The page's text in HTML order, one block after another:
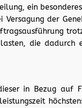
ein
der
die dadurch
in Bezug